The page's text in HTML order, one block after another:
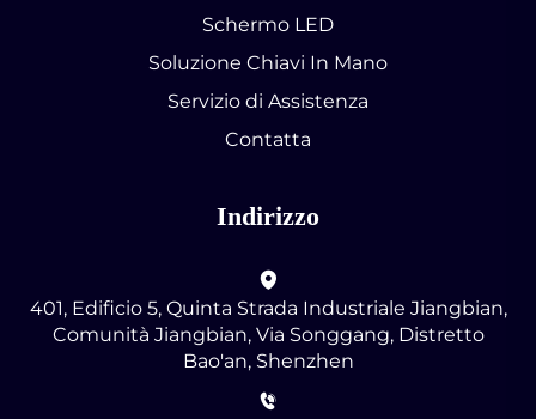
Schermo LED
Soluzione Chiavi In Mano
Servizio di Assistenza
Contatta
Indirizzo
401, Edificio 5, Quinta Strada Industriale Jiangbian,
Comunità Jiangbian, Via Songgang, Distretto
Bao'an, Shenzhen